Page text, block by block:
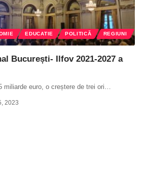
EDUCATIE POLITICĂ
REGIUNI
București- Ilfov 2021-2027 a
miliarde euro, o creștere de trei ori
2023